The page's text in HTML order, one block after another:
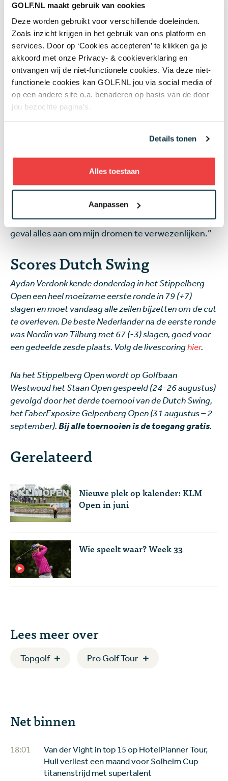
GOLF.NL maakt gebruik van cookies
Deze worden gebruikt voor verschillende doeleinden.
Zoals inzicht krijgen in het gebruik van ons platform en
services. Door op ‘Cookies accepteren’ te klikken ga je
akkoord met onze Privacy- & cookieverklaring en
ontvangen wij de niet-functionele cookies. Via deze niet-
functionele cookies kan GOLF.NL jou via social media of
op een andere site o.a. benaderen op basis van de door
jou bezochte pagina’s.
Details tonen
Alles toestaan
Aanpassen
Laatbloeier
Verdonk is 27 maar pas in zijn tweede jaar als
professional. “Ik zie mezelf als een laatbloeier, er is
bij mij nog zo veel progressie mogelijk. Ik hoop
volgend jaar Challenge Tour te spelen of anders in
2025. En dan in 2027 de DP World Tour, zo zie ik nu de
planning.” Mocht het onverhoopt niet lukken als
aydanverdonk.nl.
Verdonk lachend: “Als je hoort en leest wat er
tegenwoordig allemaal gebeurt zijn er heel wat
nachtclubbewakers nodig, dus ik zal sowieso aan de
bak komen als ik niet slaag als golfer. Maar ik ga er
natuurlijk van uit dat ik het wél red, ik doe er in ieder
geval alles aan om mijn dromen te verwezenlijken.”
Scores Dutch Swing
Aydan Verdonk kende donderdag in het Stippelberg
Open een heel moeizame eerste ronde in 79 (+7)
slagen en moet vandaag alle zeilen bijzetten om de cut
te overleven. De beste Nederlander na de eerste ronde
was Nordin van Tilburg met 67 (-3) slagen, goed voor
een gedeelde zesde plaats. Volg de livescoringhier.
Na het Stippelberg Open wordt op Golfbaan
Westwoud het Staan Open gespeeld (24-26 augustus)
gevolgd door het derde toernooi van de Dutch Swing,
het FaberExposize Gelpenberg Open (31 augustus – 2
september). Bij alle toernooien is de toegang gratis.
Gerelateerd
Nieuwe plek op kalender: KLM
Open in juni
Wie speelt waar? Week 33
Lees meer over
Topgolf Pro Golf Tour
Net binnen
18:01
Van der Vight in top 15 op HotelPlanner Tour,
Hull verliest een maand voor Solheim Cup
titanenstrijd met supertalent